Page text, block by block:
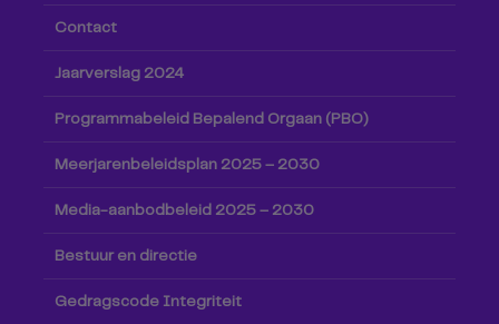
Contact
Jaarverslag 2024
Programmabeleid Bepalend Orgaan (PBO)
Meerjarenbeleidsplan 2025 – 2030
Media-aanbodbeleid 2025 – 2030
Bestuur en directie
Gedragscode Integriteit